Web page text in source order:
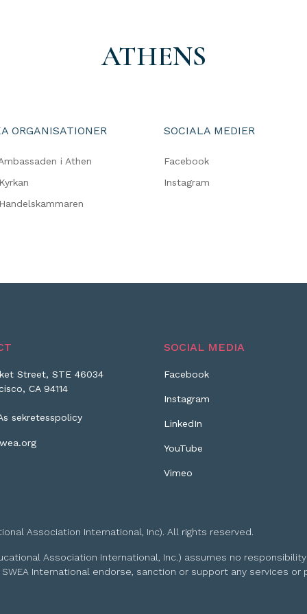
ATHENS
ORGANISATIONER
i Athen
SOCIALA MEDIER
Facebook
Instagram
Street, STE 46034
CA 94114
sekretesspolicy
SOCIAL MEDIA
Facebook
Instagram
LinkedIn
YouTube
Vimeo
Association International, Inc). All rights reserved.
Association International, Inc.) assumes no
International endorse, sanction or support any services or